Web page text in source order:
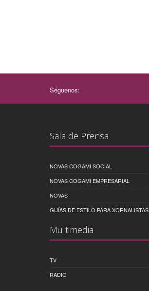
Séguenos:
Sala de Prensa
NOVAS COGAMI SOCIAL
NOVAS COGAMI EMPRESARIAL
NOVAS
GUÍAS DE ESTILO PARA XORNALISTAS
Multimedia
TV
RADIO